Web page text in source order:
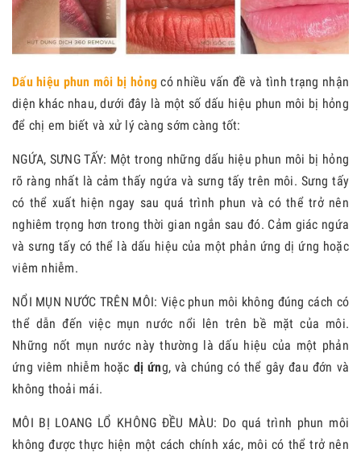
Dấu hiệu phun môi bị hỏng có nhiều vấn đề và tình trạng nhận
diện khác nhau, dưới đây là một số dấu hiệu phun môi bị hỏng
để chị em biết và xử lý càng sớm càng tốt:
NGỨA, SƯNG TẤY: Một trong những dấu hiệu phun môi bị hỏng
rõ ràng nhất là cảm thấy ngứa và sưng tấy trên môi. Sưng tấy
có thể xuất hiện ngay sau quá trình phun và có thể trở nên
nghiêm trọng hơn trong thời gian ngắn sau đó. Cảm giác ngứa
và sưng tấy có thể là dấu hiệu của một phản ứng dị ứng hoặc
viêm nhiễm.
NỔI MỤN NƯỚC TRÊN MÔI: Việc phun môi không đúng cách có
thể dẫn đến việc mụn nước nổi lên trên bề mặt của môi.
Những nốt mụn nước này thường là dấu hiệu của một phản
ứng viêm nhiễm hoặc dị ứng, và chúng có thể gây đau đớn và
không thoải mái.
MÔI BỊ LOANG LỔ KHÔNG ĐỀU MÀU: Do quá trình phun môi
không được thực hiện một cách chính xác, môi có thể trở nên